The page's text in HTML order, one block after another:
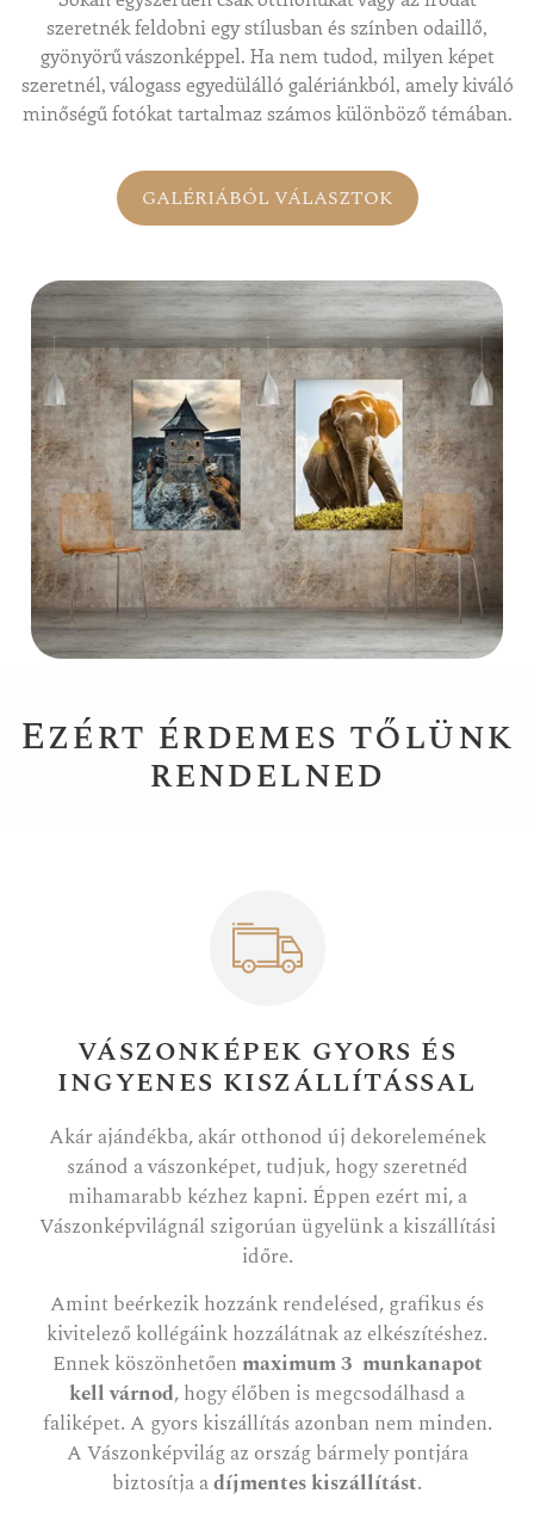
szeretnék feldobni egy stílusban és színben odaillő,
gyönyörű vászonképpel. Ha nem tudod, milyen képet
szeretnél, válogass egyedülálló galériánkból, amely kiváló
minőségű fotókat tartalmaz számos különböző témában.
GALÉRIÁBÓL VÁLASZTOK
Ezért érdemes tőlünk
rendelned
VÁSZONKÉPEK GYORS ÉS
INGYENES KISZÁLLÍTÁSSAL
Akár ajándékba, akár otthonod új dekorelemének
szánod a vászonképet, tudjuk, hogy szeretnéd
mihamarabb kézhez kapni. Éppen ezért mi, a
Vászonképvilágnál szigorúan ügyelünk a kiszállítási
időre.
Amint beérkezik hozzánk rendelésed, grafikus és
kivitelező kollégáink hozzálátnak az elkészítéshez.
Ennek köszönhetőenmaximum 3 munkanapot
kell várnod, hogy élőben is megcsodálhasd a
faliképet. A gyors kiszállítás azonban nem minden.
A Vászonképvilág az ország bármely pontjára
biztosítja adíjmentes kiszállítást.